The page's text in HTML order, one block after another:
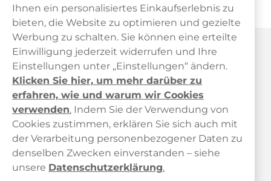
Haypp Österreich
Kundendienst
Ihnen ein personalisiertes Einkaufserlebnis zu
bieten, die Website zu optimieren und gezielte
Werbung zu schalten. Sie können eine erteilte
Einwilligung jederzeit widerrufen und Ihre
Einstellungen unter „Einstellungen“ ändern.
Klicken Sie hier, um mehr darüber zu
erfahren, wie und warum wir Cookies
verwenden. Indem Sie der Verwendung von
Cookies zustimmen, erklären Sie sich auch mit
der Verarbeitung personenbezogener Daten zu
denselben Zwecken einverstanden – siehe
unsere Datenschutzerklärung.